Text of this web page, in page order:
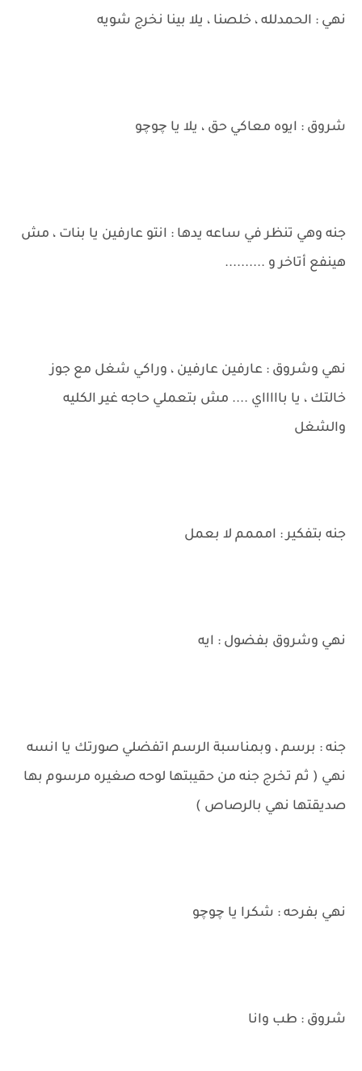
نهي : الحمدلله ، خلصنا ، يلا بينا نخرج شويه
شروق : ايوه معاكي حق ، يلا يا چوچو
جنه وهي تنظر في ساعه يدها : انتو عارفين يا بنات ، مش
هينفع أتاخر و ..........
نهي وشروق : عارفين عارفين ، وراكي شغل مع جوز
خالتك ، يا باااااي .... مش بتعملي حاجه غير الكليه
والشغل
جنه بتفكير : امممم لا بعمل
نهي وشروق بفضول : ايه
جنه : برسم ، وبمناسبة الرسم اتفضلي صورتك يا انسه
نهي ( ثم تخرج جنه من حقيبتها لوحه صغيره مرسوم بها
صديقتها نهي بالرصاص )
نهي بفرحه : شكرا يا چوچو
شروق : طب وانا